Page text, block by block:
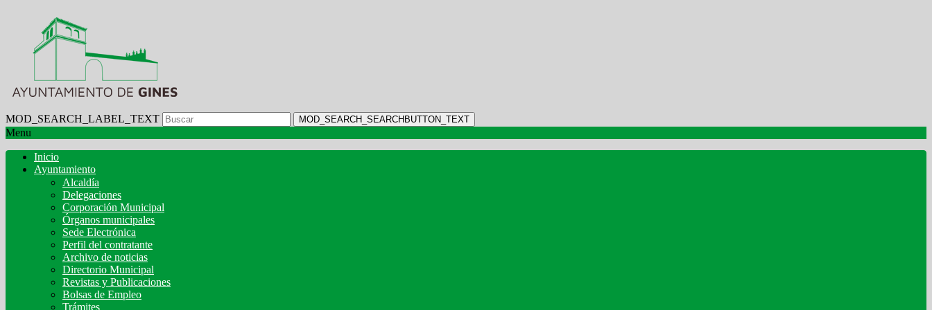
MOD_SEARCH_LABEL_TEXT MOD_SEARCH_SEARCHBUTTON_TEXT
Menu
Inicio
Ayuntamiento
Alcaldía
Delegaciones
Corporación Municipal
Órganos municipales
Sede Electrónica
Perfil del contratante
Archivo de noticias
Directorio Municipal
Revistas y Publicaciones
Bolsas de Empleo
Trámites